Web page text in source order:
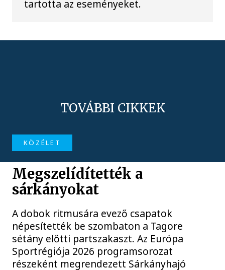
tartotta az eseményeket.
TOVÁBBI CIKKEK
KÖZÉLET
Megszelídítették a
sárkányokat
A dobok ritmusára evező csapatok
népesítették be szombaton a Tagore
sétány előtti partszakaszt. Az Európa
Sportrégiója 2026 programsorozat
részeként megrendezett Sárkányhajó